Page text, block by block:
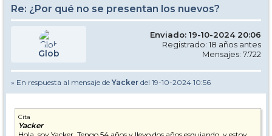
Re: ¿Por qué no se presentan los nuevos?
Glob
Enviado: 19-10-2024 20:06
Registrado: 18 años antes
Mensajes: 7.722
» En respuesta al mensaje de Yacker del 19-10-2024 10:56
Cita
Yacker